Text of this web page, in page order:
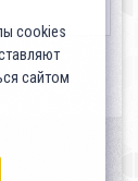
cookies
сайтом